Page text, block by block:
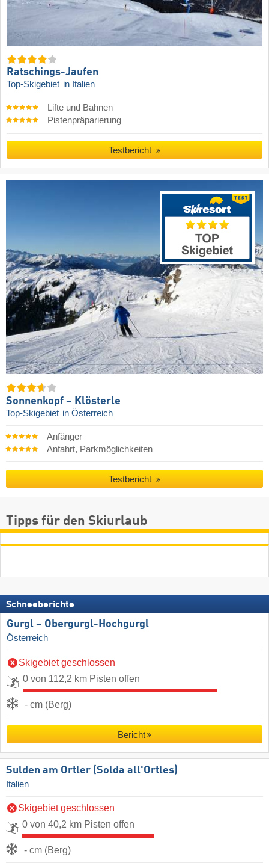
Ratschings-Jaufen
Top-Skigebiet in Italien
Lifte und Bahnen
Pistenpräparierung
Testbericht
Sonnenkopf – Klösterle
Top-Skigebiet in Österreich
Anfänger
Anfahrt, Parkmöglichkeiten
Testbericht
Tipps für den Skiurlaub
Schneeberichte
Gurgl – Obergurgl-Hochgurgl
Österreich
Skigebiet geschlossen
0 von 112,2 km Pisten offen
- cm (Berg)
Bericht
Sulden am Ortler (Solda all'Ortles)
Italien
Skigebiet geschlossen
0 von 40,2 km Pisten offen
- cm (Berg)